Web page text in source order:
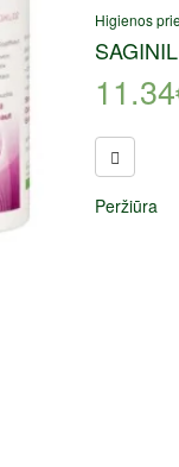
Higienos
11.34
Peržiūra